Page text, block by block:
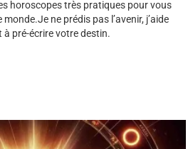
horoscopes très pratiques pour vous
ne prédis pas l’avenir, j’aide
à pré-écrire votre destin.